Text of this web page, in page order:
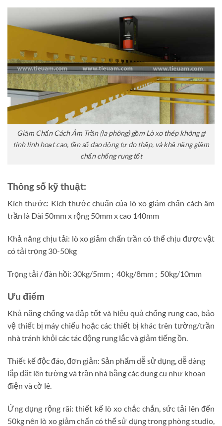
Giảm Chấn Cách Âm Trần (la phông) gồm Lò xo thép không gỉ
tính linh hoạt cao, tần số dao động tự do thấp, và khả năng giảm
chấn chống rung tốt
Thông số kỹ thuật:
Kích thước: Kích thước chuẩn của lò xo giảm chấn cách âm
trần là Dài 50mm x rộng 50mm x cao 140mm
Khả năng chịu tải: lò xo giảm chấn trần có thể chịu được vật
có tải trọng 30-50kg
Trọng tải / đàn hồi: 30kg/5mm ; 40kg/8mm ; 50kg/10mm
Ưu điểm
Khả năng chống va đập tốt và hiệu quả chống rung cao, bảo
vệ thiết bị máy chiếu hoặc các thiết bị khác trên tường/trần
nhà tránh khỏi các tác động rung lắc và giảm tiếng ồn.
Thiết kế độc đáo, đơn giản: Sản phẩm dễ sử dụng, dễ dàng
lắp đặt lên tường và trần nhà bằng các dụng cụ như khoan
điện và cờ lê.
Ứng dụng rộng rãi: thiết kế lò xo chắc chắn, sức tải lên đến
50kg nên lò xo giảm chấn có thể sử dụng trong phòng studio,